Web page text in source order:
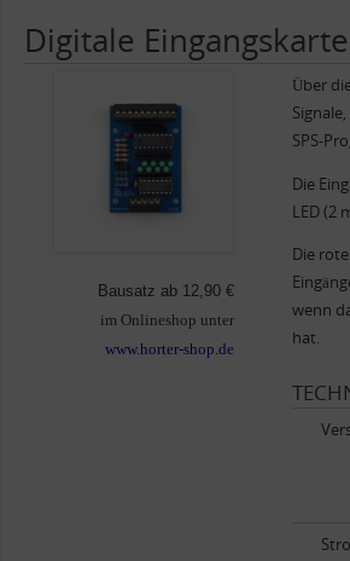
Digitale
Bausatz ab 12,90 €
im Onlineshop unter
www.horter-shop.de
Über
SPS-
Die
LED (2
Die
wenn
hat.